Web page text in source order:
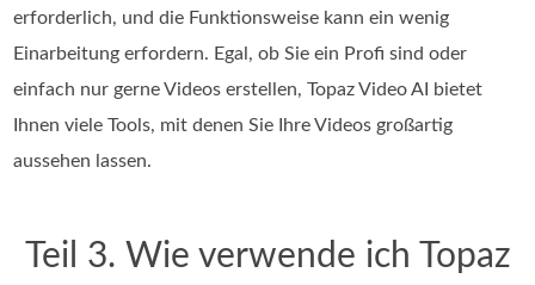
erforderlich, und die Funktionsweise kann ein wenig
Einarbeitung erfordern. Egal, ob Sie ein Profi sind oder
einfach nur gerne Videos erstellen, Topaz Video AI bietet
Ihnen viele Tools, mit denen Sie Ihre Videos großartig
aussehen lassen.
Teil 3. Wie verwende ich Topaz